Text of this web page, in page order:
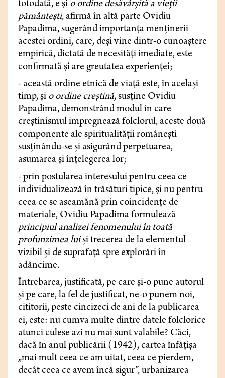
totodată, e și o ordine desăvârșită a vieții
pământești, afirmă în altă parte Ovidiu
Papadima, sugerând importanța menținerii
acestei ordini, care, deși vine dintr-o cunoaștere
empirică, dictată de necesități imediate, este
confirmată și are greutatea experienței;
- această ordine etnică de viață este, în același
timp, și o ordine creștină, susține Ovidiu
Papadima, demonstrând modul în care
creștinismul impregnează folclorul, aceste două
componente ale spiritualității românești
susținându-se și asigurând perpetuarea,
asumarea și înțelegerea lor;
- prin postularea interesului pentru ceea ce
individualizează în trăsături tipice, și nu pentru
ceea ce se aseamănă prin coincidențe de
materiale, Ovidiu Papadima formulează
principiul analizei fenomenului în toată
profunzimea luiși trecerea de la elementul
vizibil și de suprafață spre explorări în
adâncime.
Întrebarea, justificată, pe care și-o pune autorul
și pe care, la fel de justificat, ne-o punem noi,
cititorii, peste cincizeci de ani de la publicarea
ei, este: nu cumva multe dintre datele folclorice
atunci culese azi nu mai sunt valabile? Căci,
dacă în anul publicării (1942), cartea înfățișa
„mai mult ceea ce am uitat, ceea ce pierdem,
decât ceea ce avem încă sigur”, urbanizarea